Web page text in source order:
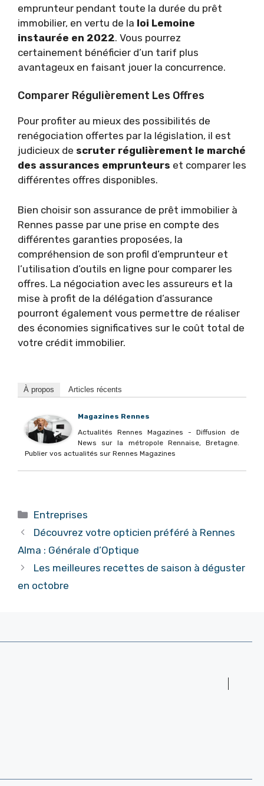
emprunteur pendant toute la durée du prêt
immobilier, en vertu de la loi Lemoine
instaurée en 2022. Vous pourrez
certainement bénéficier d’un tarif plus
avantageux en faisant jouer la concurrence.
Comparer Régulièrement Les Offres
Pour profiter au mieux des possibilités de
renégociation offertes par la législation, il est
judicieux de scruter régulièrement le marché
des assurances emprunteurs et comparer les
différentes offres disponibles.
Bien choisir son assurance de prêt immobilier à
Rennes passe par une prise en compte des
différentes garanties proposées, la
compréhension de son profil d’emprunteur et
l’utilisation d’outils en ligne pour comparer les
offres. La négociation avec les assureurs et la
mise à profit de la délégation d’assurance
pourront également vous permettre de réaliser
des économies significatives sur le coût total de
votre crédit immobilier.
À propos Articles récents
Magazines Rennes
Actualités Rennes Magazines - Diffusion de
News sur la métropole Rennaise, Bretagne.
Publier vos actualités sur Rennes Magazines
Catégories
Entreprises
Découvrez votre opticien préféré à Rennes
Alma : Générale d’Optique
Les meilleures recettes de saison à déguster
en octobre